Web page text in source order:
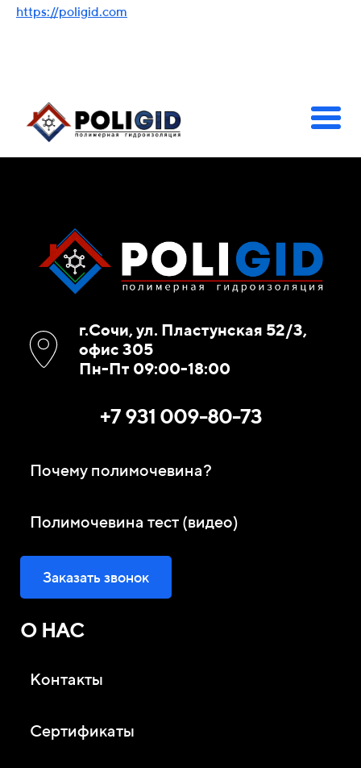
https://poligid.com
г.Сочи, ул. Пластунская 52/3,
офис 305
Пн-Пт 09:00-18:00
+7 931 009-80-73
Почему полимочевина?
Полимочевина тест (видео)
Заказать звонок
О НАС
Контакты
Сертификаты